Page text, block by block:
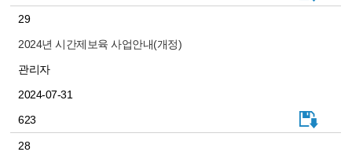
29
2024년 시간제보육 사업안내(개정)
관리자
2024-07-31
623
28